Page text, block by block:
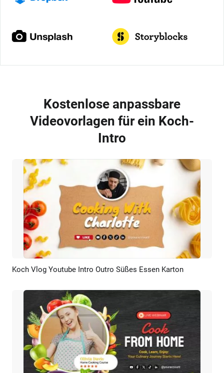
Kostenlose anpassbare
Videovorlagen für ein Koch-
Intro
Vorschau KI Erstellen
Koch Vlog Youtube Intro Outro Süßes Essen Karton